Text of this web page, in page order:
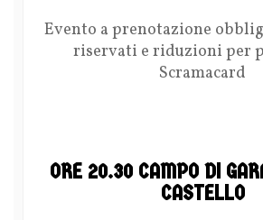
Evento a prenotazione
riservati e riduzioni per
Scramacard
ORE 20.30 CAMPO DI
CASTELLO